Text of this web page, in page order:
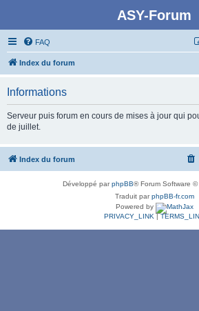
ASY-Forum
FAQ
Index du forum
Informations
Serveur puis forum en cours de mises à jour qui
de juillet.
Index du forum
Développé parphpBB® Forum Software ©
Traduit parphpBB-fr.com
Powered by
PRIVACY_LINK |